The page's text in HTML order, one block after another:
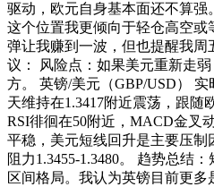
驱动，欧元自身基本面还不算强
这个位置我更倾向于轻仓高空或
弹让我赚到一波，但也提醒我周
议： 风险点：如果美元重新走
方。 英镑/美元（GBP/USD） 实
天维持在1.3417附近震荡，跟随
RSI徘徊在50附近，MACD金叉
平稳，美元短线回升是主要压制
阻力1.3455-1.3480。 趋势总结
区间格局。我认为英镑目前更